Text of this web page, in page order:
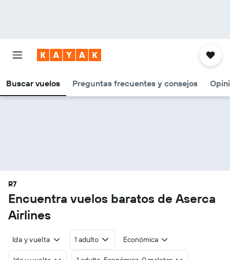
Buscar vuelos Preguntas frecuentes y consejos
R7
Encuentra vuelos baratos de Aserca
Airlines
Ida y vuelta 1 adulto Económica